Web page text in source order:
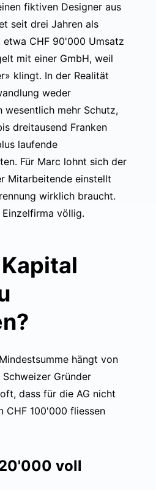
fiktiven Designer aus
seit drei Jahren als
etwa CHF 90'000 Umsatz
mit einer GmbH, weil
klingt. In der Realität
weder
wesentlich mehr Schutz,
dreitausend Franken
laufende
Für Marc lohnt sich der
Mitarbeitende einstellt
wirklich braucht.
völlig.
hängt von
Gründer
dass für die AG nicht
CHF 100'000 fliessen
voll